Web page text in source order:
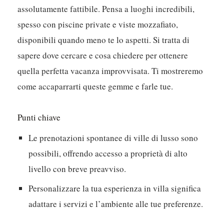
assolutamente fattibile. Pensa a luoghi incredibili,
spesso con piscine private e viste mozzafiato,
disponibili quando meno te lo aspetti. Si tratta di
sapere dove cercare e cosa chiedere per ottenere
quella perfetta vacanza improvvisata. Ti mostreremo
come accaparrarti queste gemme e farle tue.
Punti chiave
Le prenotazioni spontanee di ville di lusso sono
possibili, offrendo accesso a proprietà di alto
livello con breve preavviso.
Personalizzare la tua esperienza in villa significa
adattare i servizi e l’ambiente alle tue preferenze.